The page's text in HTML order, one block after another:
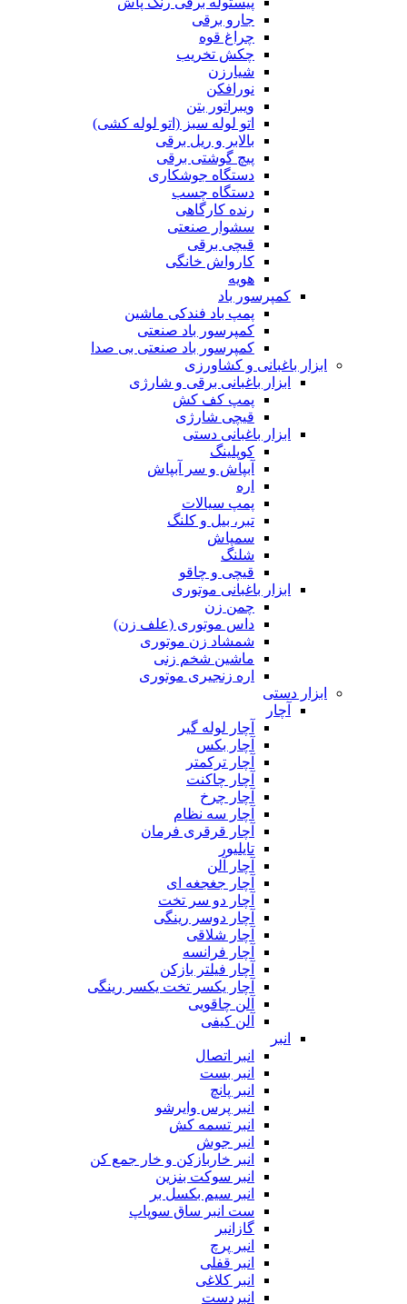
جارو برقی
چراغ قوه
چکش تخریب
شیارزن
نورافکن
ویبراتور بتن
اتو لوله سبز (اتو لوله کشی)
بالابر و ریل برقی
پیچ گوشتی برقی
دستگاه جوشکاری
دستگاه چسب
رنده کارگاهی
سشوار صنعتی
قیچی برقی
کارواش خانگی
هویه
کمپرسور باد
پمپ باد فندکی ماشین
کمپرسور باد صنعتی
کمپرسور باد صنعتی بی صدا
ابزار باغبانی و کشاورزی
ابزار باغبانی برقی و شارژی
پمپ کف کش
قیچی شارژی
ابزار باغبانی دستی
کوپلینگ
آبپاش و سر آبپاش
اره
پمپ سیالات
تبر، بیل و کلنگ
سمپاش
شلنگ
قیچی و چاقو
ابزار باغبانی موتوری
چمن زن
داس موتوری (علف زن)
شمشاد زن موتوری
ماشین شخم زنی
اره زنجیری موتوری
ابزار دستی
آچار
آچار لوله گیر
آچار بکس
آچار ترکمتر
آچار چاکنت
آچار چرخ
آچار سه نظام
آچار قرقری فرمان
تایلیور
آچار آلن
آچار جغجغه ای
آچار دو سر تخت
آچار دوسر رینگی
آچار شلاقی
آچار فرانسه
آچار فیلتر بازکن
آچار یکسر تخت یکسر رینگی
آلن چاقویی
آلن کیفی
انبر
انبر اتصال
انبر بست
انبر پانچ
انبر پرس وایرشو
انبر تسمه کش
انبر جوش
انبر خاربازکن و خار جمع کن
انبر سوکت بنزین
انبر سیم بکسل بر
ست انبر ساق سوپاپ
گازانبر
انبر پرچ
انبر قفلی
انبر کلاغی
انبردست